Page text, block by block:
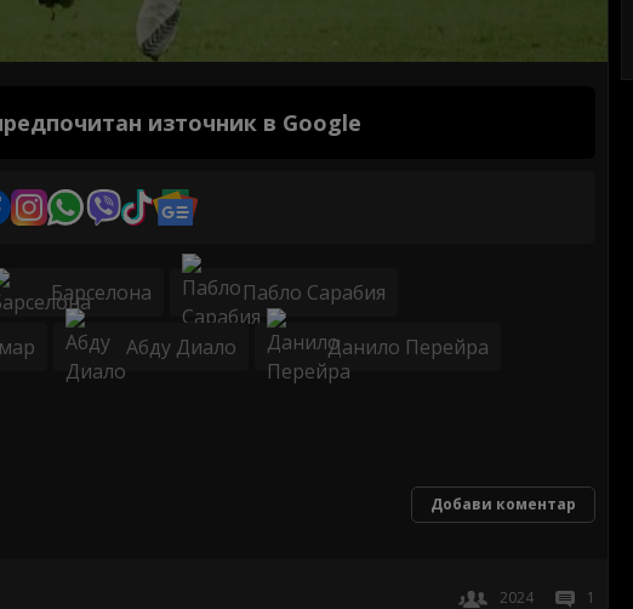
източник в Google
Барселона Пабло Сарабия
Абду Диало Данило Перейра
Добави коментар
2024 1